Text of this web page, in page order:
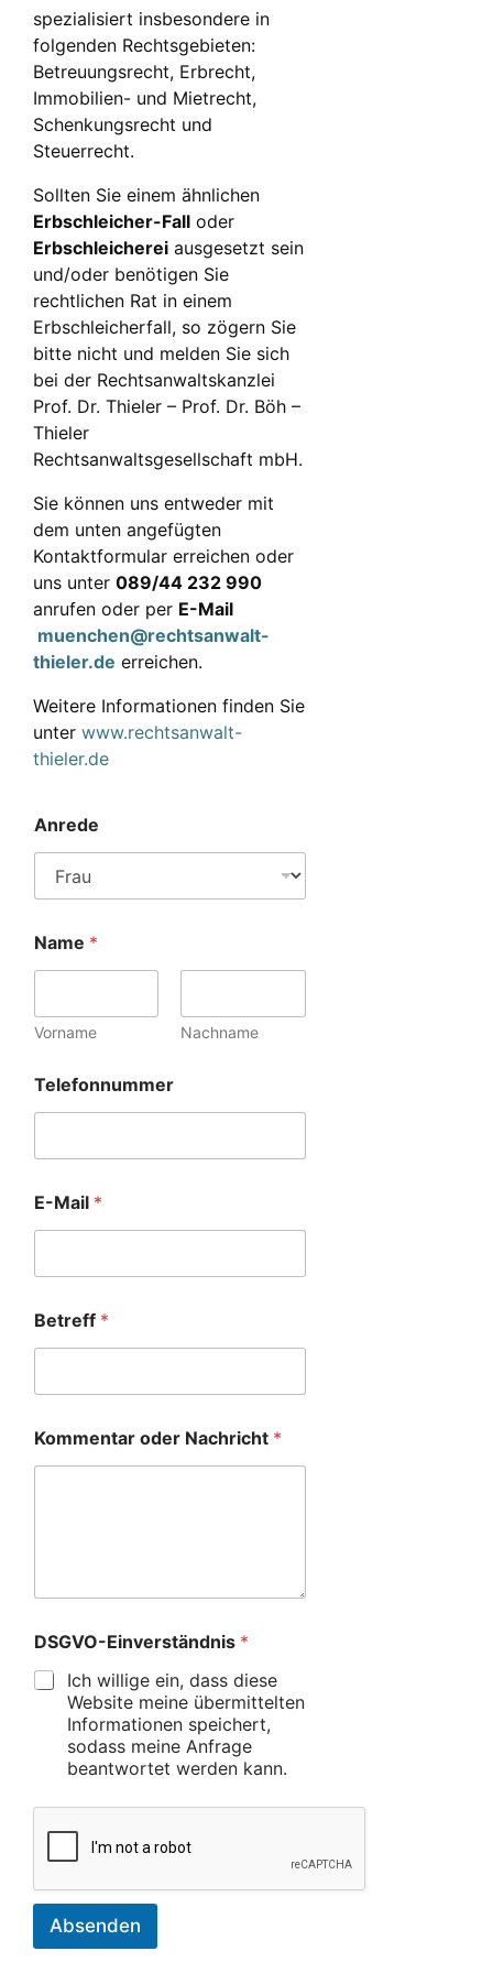
spezialisiert insbesondere in
folgenden Rechtsgebieten:
Betreuungsrecht, Erbrecht,
Immobilien- und Mietrecht,
Schenkungsrecht und
Steuerrecht.
Sollten Sie einem ähnlichen
Erbschleicher-Fall oder
Erbschleicherei ausgesetzt sein
und/oder benötigen Sie
rechtlichen Rat in einem
Erbschleicherfall, so zögern Sie
bitte nicht und melden Sie sich
bei der Rechtsanwaltskanzlei
Prof. Dr. Thieler – Prof. Dr. Böh –
Thieler
Rechtsanwaltsgesellschaft mbH.
Sie können uns entweder mit
dem unten angefügten
Kontaktformular erreichen oder
uns unter 089/44 232 990
anrufen oder per E-Mail
muenchen@rechtsanwalt-
thieler.de erreichen.
Weitere Informationen finden Sie
unter www.rechtsanwalt-
thieler.de
Anrede
Name *
Vorname Nachname
Telefonnummer
E-Mail *
Betreff *
Kommentar oder Nachricht *
DSGVO-Einverständnis *
Ich willige ein, dass diese
Website meine übermittelten
Informationen speichert,
sodass meine Anfrage
beantwortet werden kann.
Absenden